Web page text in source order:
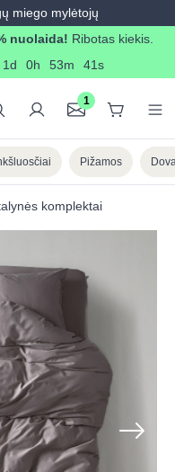
mylėtojų
nuolaida! Ribotas kiekis.
1d 0h 53m 40s
1
Pižamos
komplektai